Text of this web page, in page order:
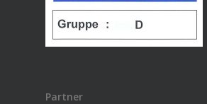
Partner